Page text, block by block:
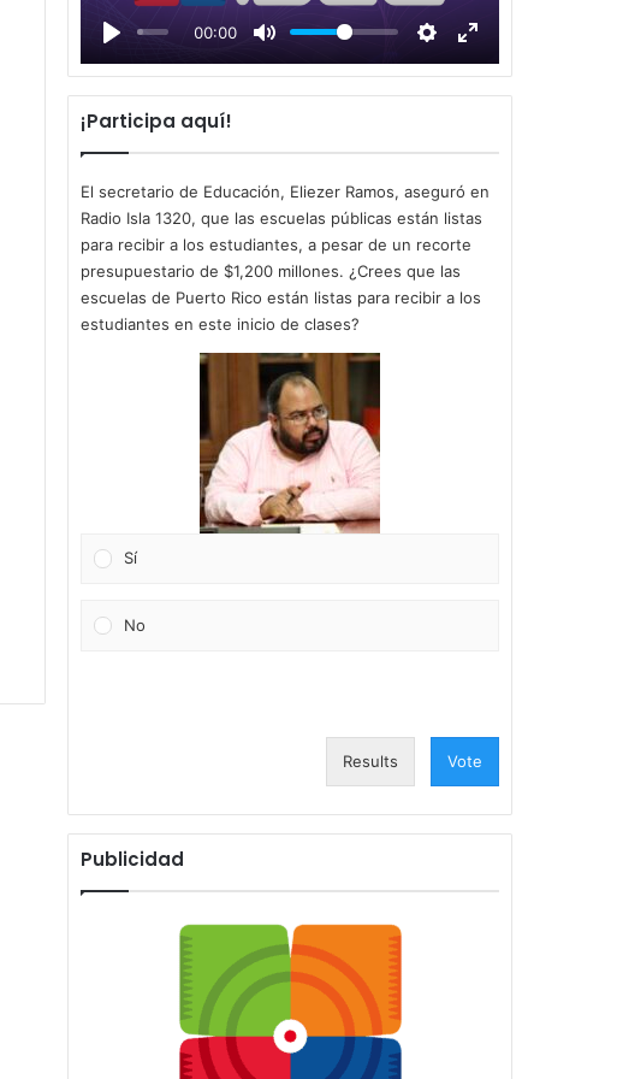
00:00
l
a
y
¡Participa aquí!
El secretario de Educación, Eliezer Ramos, aseguró en
Radio Isla 1320, que las escuelas públicas están listas
para recibir a los estudiantes, a pesar de un recorte
presupuestario de $1,200 millones. ¿Crees que las
escuelas de Puerto Rico están listas para recibir a los
estudiantes en este inicio de clases?
Sí
No
Results Vote
Publicidad